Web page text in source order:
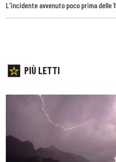
L'incidente avvenuto poco prima delle
PIÙ LETTI